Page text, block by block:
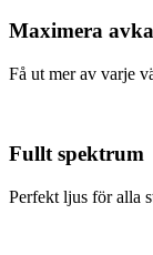
Maximera
Få ut mer av varje
Fullt spektrum
Perfekt ljus för alla